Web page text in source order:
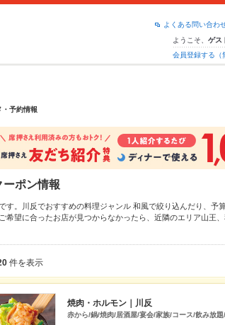
よくある問い合わ
ようこそ、 ゲス
会員登録する（
・予約情報
ーポン情報
す。川反でおすすめの料理ジャンル 和風で絞り込んだり、予
希望に合ったお店が見つからなかったら、近隣のエリア山王
件を表示
焼肉・ホルモン｜川反
赤から/鍋/焼肉/居酒屋/宴会/家族/コース/飲み放